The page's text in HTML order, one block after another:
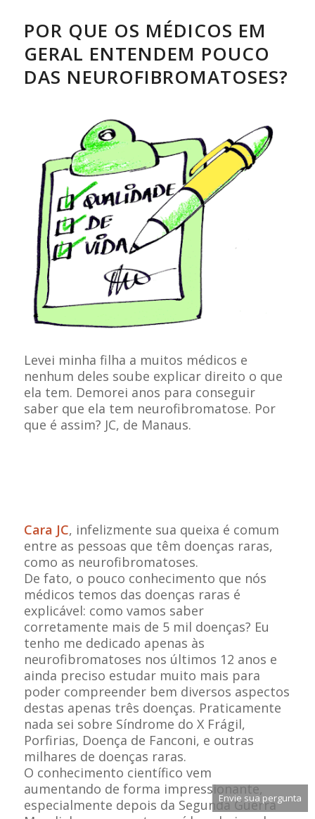
Envie sua pergunta
POR QUE OS MÉDICOS EM
GERAL ENTENDEM POUCO
DAS NEUROFIBROMATOSES?
Levei minha filha a muitos médicos e
nenhum deles soube explicar direito o que
ela tem. Demorei anos para conseguir
saber que ela tem neurofibromatose. Por
que é assim? JC, de Manaus.
Cara JC, infelizmente sua queixa é comum
entre as pessoas que têm doenças raras,
como as neurofibromatoses.
De fato, o pouco conhecimento que nós
médicos temos das doenças raras é
explicável: como vamos saber
corretamente mais de 5 mil doenças? Eu
tenho me dedicado apenas às
neurofibromatoses nos últimos 12 anos e
ainda preciso estudar muito mais para
poder compreender bem diversos aspectos
destas apenas três doenças. Praticamente
nada sei sobre Síndrome do X Frágil,
Porfirias, Doença de Fanconi, e outras
milhares de doenças raras.
O conhecimento científico vem
aumentando de forma impressionante,
especialmente depois da Segunda Guerra